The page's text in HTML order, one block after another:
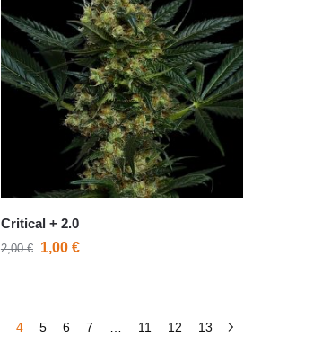
Critical + 2.0
2,00€ 1,00€
4 5 6 7 11 12 13